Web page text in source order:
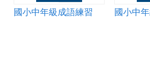
國小中年級成語練習 國小中